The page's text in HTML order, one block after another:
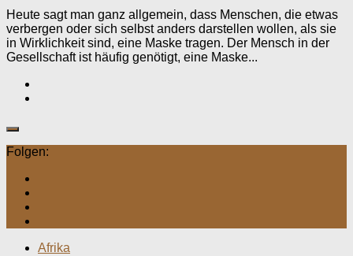
Heute sagt man ganz allgemein, dass Menschen, die etwas
verbergen oder sich selbst anders darstellen wollen, als sie
in Wirklichkeit sind, eine Maske tragen. Der Mensch in der
Gesellschaft ist häufig genötigt, eine Maske...
Folgen:
Afrika